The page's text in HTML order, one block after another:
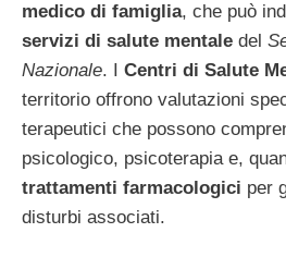
medico di famiglia, che può
servizi di salute mentale del
Nazionale. I Centri di Salute
territorio offrono valutazioni
terapeutici che possono
psicologico, psicoterapia e,
trattamenti farmacologici per
disturbi associati.